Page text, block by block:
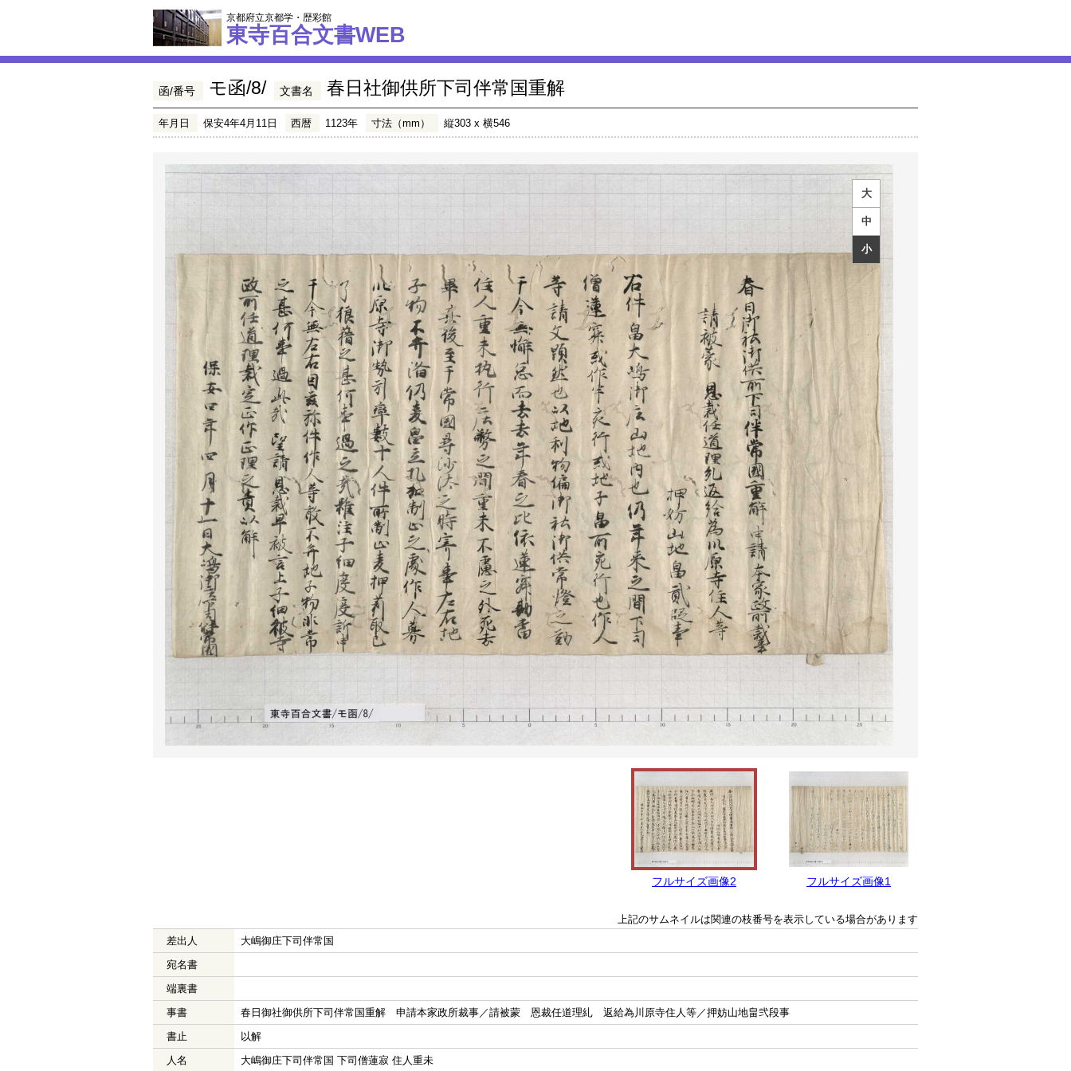
京都府立京都学・歴彩館
東寺百合文書WEB
函/番号 モ函/8/ 文書名 春日社御供所下司伴常国重解
年月日 保安4年4月11日 西暦 1123年 寸法（mm） 縦303 x 横546
大
中
小
フルサイズ画像2 フルサイズ画像1
上記のサムネイルは関連の枝番号を表示している場合があります
差出人
大嶋御庄下司伴常国
宛名書
端裏書
事書
春日御社御供所下司伴常国重解 申請本家政所裁事／請被蒙 恩裁任道理糺 返給為川原寺住人等／押妨山地畠弐段事
書止
以解
人名
大嶋御庄下司伴常国 下司僧蓮寂 住人重未